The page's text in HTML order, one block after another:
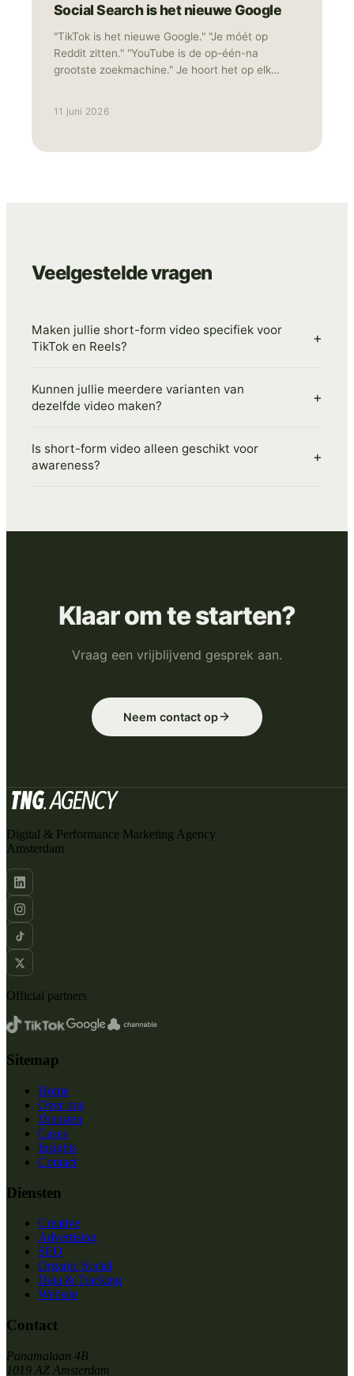
Social Search is het nieuwe Google
"TikTok is het nieuwe Google." "Je móét op
Reddit zitten." "YouTube is de op-één-na
grootste zoekmachine." Je hoort het op elk
aanwezig zijn met middelmatige content die
TikTok advertising specialist ziet TNG dat 80%
11 juni 2026
Veelgestelde vragen
Maken jullie short-form video specifiek voor
TikTok en Reels?
+
Kunnen jullie meerdere varianten van
dezelfde video maken?
+
Is short-form video alleen geschikt voor
awareness?
+
Klaar om te starten?
Vraag een vrijblijvend gesprek aan.
Neem contact op
Digital & Performance Marketing Agency
Amsterdam
Official partners
Sitemap
Home
Over ons
Diensten
Cases
Insights
Contact
Diensten
Creative
Advertising
SEO
Organic Social
Data & Tracking
Website
Contact
Panamalaan 4B
1019 AZ Amsterdam